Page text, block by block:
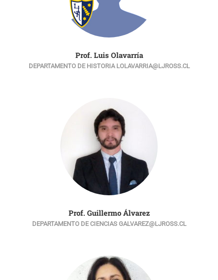
Prof. Luis Olavarría
DEPARTAMENTO DE HISTORIA LOLAVARRIA@LJROSS.CL
Prof. Guillermo Álvarez
DEPARTAMENTO DE CIENCIAS GALVAREZ@LJROSS.CL